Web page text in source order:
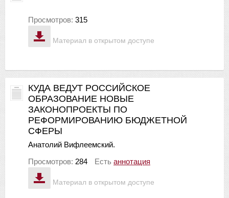
Материал в открытом доступе
Просмотров: 315
Материал в открытом доступе
КУДА ВЕДУТ РОССИЙСКОЕ
ОБРАЗОВАНИЕ НОВЫЕ
ЗАКОНОПРОЕКТЫ ПО
РЕФОРМИРОВАНИЮ БЮДЖЕТНОЙ
СФЕРЫ
Анатолий Вифлеемский.
Просмотров: 284 Есть аннотация